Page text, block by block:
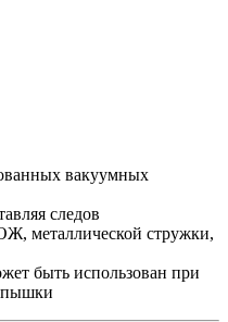
вакуумных
следов
металлической стружки,
быть использован при